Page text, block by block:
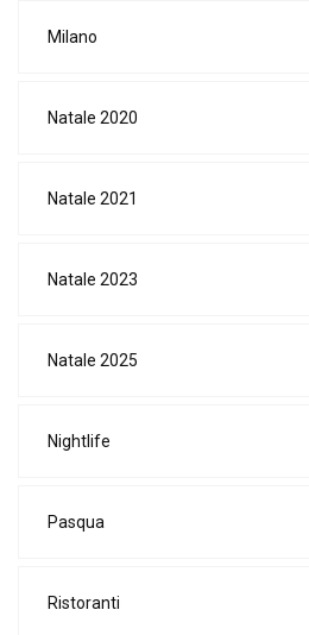
Milano
Natale 2020
Natale 2021
Natale 2023
Natale 2025
Nightlife
Pasqua
Ristoranti